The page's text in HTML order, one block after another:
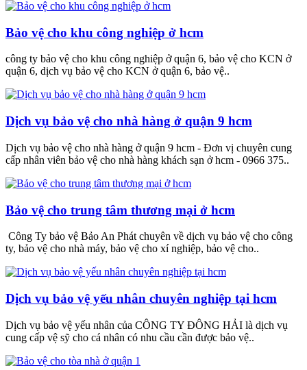
Bảo vệ cho khu công nghiệp ở hcm
công ty bảo vệ cho khu công nghiệp ở quận 6, bảo vệ cho KCN ở
quận 6, dịch vụ bảo vệ cho KCN ở quận 6, bảo vệ..
Dịch vụ bảo vệ cho nhà hàng ở quận 9 hcm
Dịch vụ bảo vệ cho nhà hàng ở quận 9 hcm - Đơn vị chuyên cung
cấp nhân viên bảo vệ cho nhà hàng khách sạn ở hcm - 0966 375..
Bảo vệ cho trung tâm thương mại ở hcm
Công Ty bảo vệ Bảo An Phát chuyên về dịch vụ bảo vệ cho công
ty, bảo vệ cho nhà máy, bảo vệ cho xí nghiệp, bảo vệ cho..
Dịch vụ bảo vệ yếu nhân chuyên nghiệp tại hcm
Dịch vụ bảo vệ yếu nhân của CÔNG TY ĐÔNG HẢI là dịch vụ
cung cấp vệ sỹ cho cá nhân có nhu cầu cần được bảo vệ..